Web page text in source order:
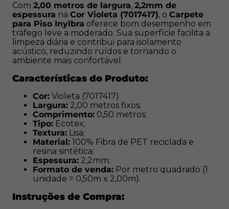
Instruções de Compra:
Nossa venda é por m² (metro quadrado) que se refere a
Largura X Comprimento. Todas nossas forrações e pisos
contém 2,00m de largura fixo (não podemos cortar na
largura, somente no comprimento) sendo assim cada
1m² contém 0,50m de comprimento:
1 unidade (1m²) = 0,50m x 2,00m;
2 unidades (2m²) = 1,00m x 2,00m;
3 unidades (3m²) = 1,50m x 2,00m;
Sucessivamente.
Onde Utilizar o Carpete Forração:
Ambientes Corporativos:Ideal para escritórios,
salas de reunião, recepções e áreas de staff.
Setor de Eventos:Perfeito para stands de feiras,
Com 2,00 metros de largura, 2,2mm de
espessura na Cor Violeta (7017417), o Carpete
para Piso Inylbra oferece bom desempenho em
tráfego leve a moderado. Sua superfície facilita a
limpeza diária e contribui para isolamento
acústico, reduzindo ruídos e tornando o
ambiente mais confortável.
Características do Produto:
Cor: Violeta (7017417)
Largura: 2,00 metros fixos;
Comprimento: 0,50 metros;
Tipo: Ecotex;
Textura: Lisa;
Material: 100% Fibra de PET reciclada e
resina sintética;
Espessura: 2,2mm;
Formato de venda: Por metro quadrado (1
unidade = 0,50m x 2,00m).
Instruções de Compra: